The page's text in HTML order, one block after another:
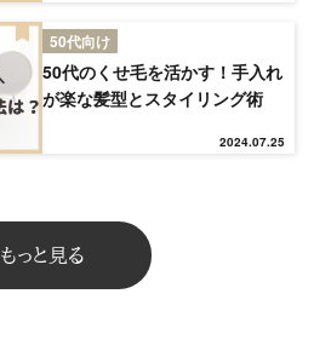
RANKING
ウィッグ
ヘアケア
50代向け
50代のくせ毛を活かす！手入れ
が楽な髪型とスタイリング術
2024.07.25
もっと見る